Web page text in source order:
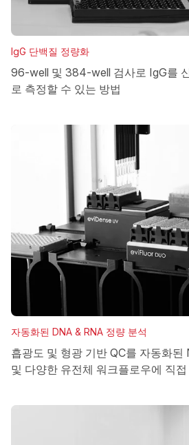
IgG 단백질 정량화
96-well 및 384-well 검사로 IgG를
로 측정할 수 있는 방법
자동화된 DNA & RNA 정량 분석
흡광도 및 형광 기반 QC를 자동화된
및 다양한 유전체 워크플로우에 직